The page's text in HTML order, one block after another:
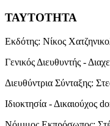
ΤΑΥΤΟΤΗΤΑ
Εκδότης: Νίκος
Γενικός Διευθυντής -
Διευθύντρια Σύνταξης:
Ιδιοκτησία - Δικαιούχος